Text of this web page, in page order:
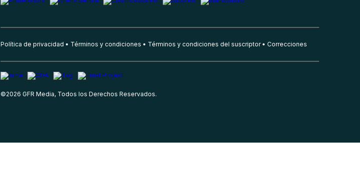
Política de privacidad Términos y condiciones Términos y condiciones del suscriptor Correcciones
©2026 GFR Media, Todos los Derechos Reservados.